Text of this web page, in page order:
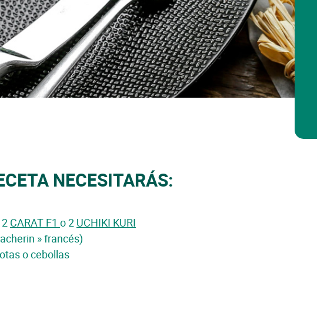
NECESITARÁS:
2 CARAT F1 o 2 UCHIKI KURI
» francés)
o cebollas